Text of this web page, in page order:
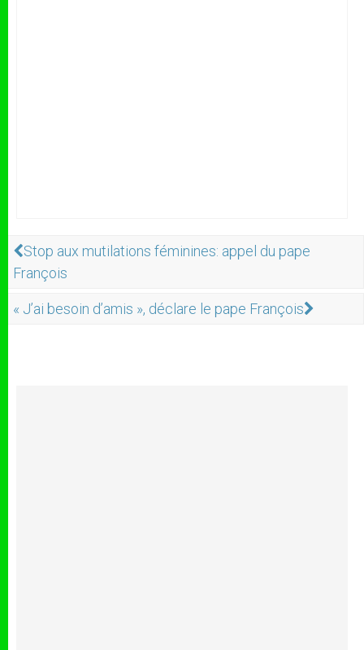
Stop aux mutilations féminines: appel du pape
François
« J’ai besoin d’amis », déclare le pape François